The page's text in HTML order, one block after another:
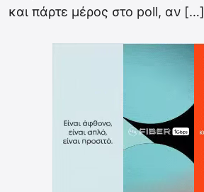
και πάρτε μέρος στο poll, αν […]